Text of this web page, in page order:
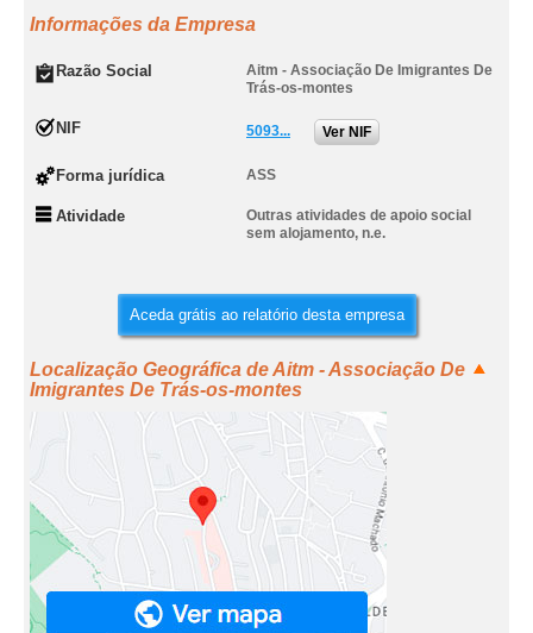
Informações da Empresa
Razão Social
Aitm - Associação De Imigrantes De
Trás-os-montes
NIF 5093... Ver NIF
Forma jurídica ASS
Atividade
Outras atividades de apoio social
sem alojamento, n.e.
Aceda grátis ao relatório desta empresa
Localização Geográfica de Aitm - Associação De
Imigrantes De Trás-os-montes